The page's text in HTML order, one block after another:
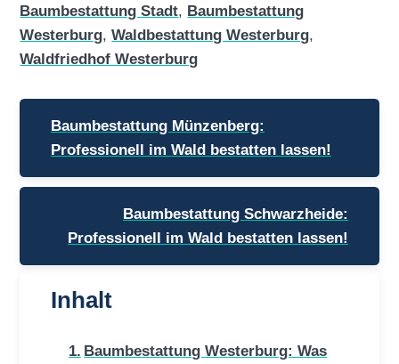
Baumbestattung Stadt, Baumbestattung
Westerburg,Waldbestattung Westerburg,
Waldfriedhof Westerburg
Beitragsnavigation
Baumbestattung Münzenberg:
Professionell im Wald bestatten lassen!
Baumbestattung Schwarzheide:
Professionell im Wald bestatten lassen!
Inhalt
Baumbestattung Westerburg: Was